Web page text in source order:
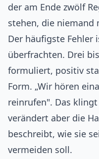
der am Ende zwölf
stehen, die niemand
Der häufigste Fehler
überfrachten. Drei
formuliert, positiv
Form. „Wir hören
reinrufen". Das
verändert aber die
beschreibt, wie sie
vermeiden soll.